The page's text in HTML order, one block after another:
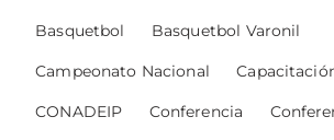
Basquetbol Basquetbol Varonil
Campeonato Nacional
CONADEIP Conferencia